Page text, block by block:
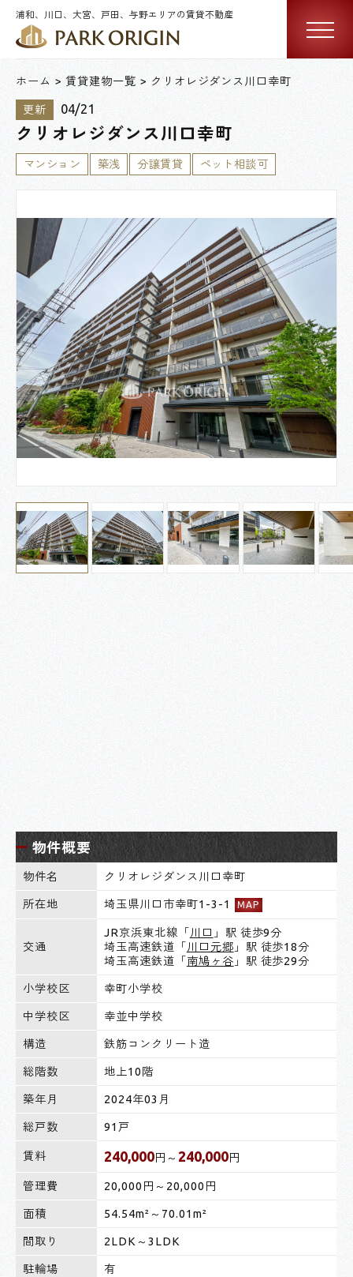
浦和、川口、大宮、戸田、与野エリアの賃貸不動産
ホーム 賃貸建物一覧 クリオレジダンス川口幸町
更新 04/21
クリオレジダンス川口幸町
マンション 築浅 分譲賃貸 ペット相談可
物件概要
物件名 クリオレジダンス川口幸町
所在地 埼玉県川口市幸町1-3-1 MAP
交通
JR京浜東北線「 川口 」駅 徒歩9分
埼玉高速鉄道「 川口元郷 」駅 徒歩18分
埼玉高速鉄道「 南鳩ヶ谷 」駅 徒歩29分
小学校区 幸町小学校
中学校区 幸並中学校
構造 鉄筋コンクリート造
総階数 地上10階
築年月 2024年03月
総戸数 91戸
賃料 240,000円～ 240,000円
管理費 20,000円～20,000円
面積 54.54m²～70.01m²
間取り 2LDK～3LDK
駐輪場 有